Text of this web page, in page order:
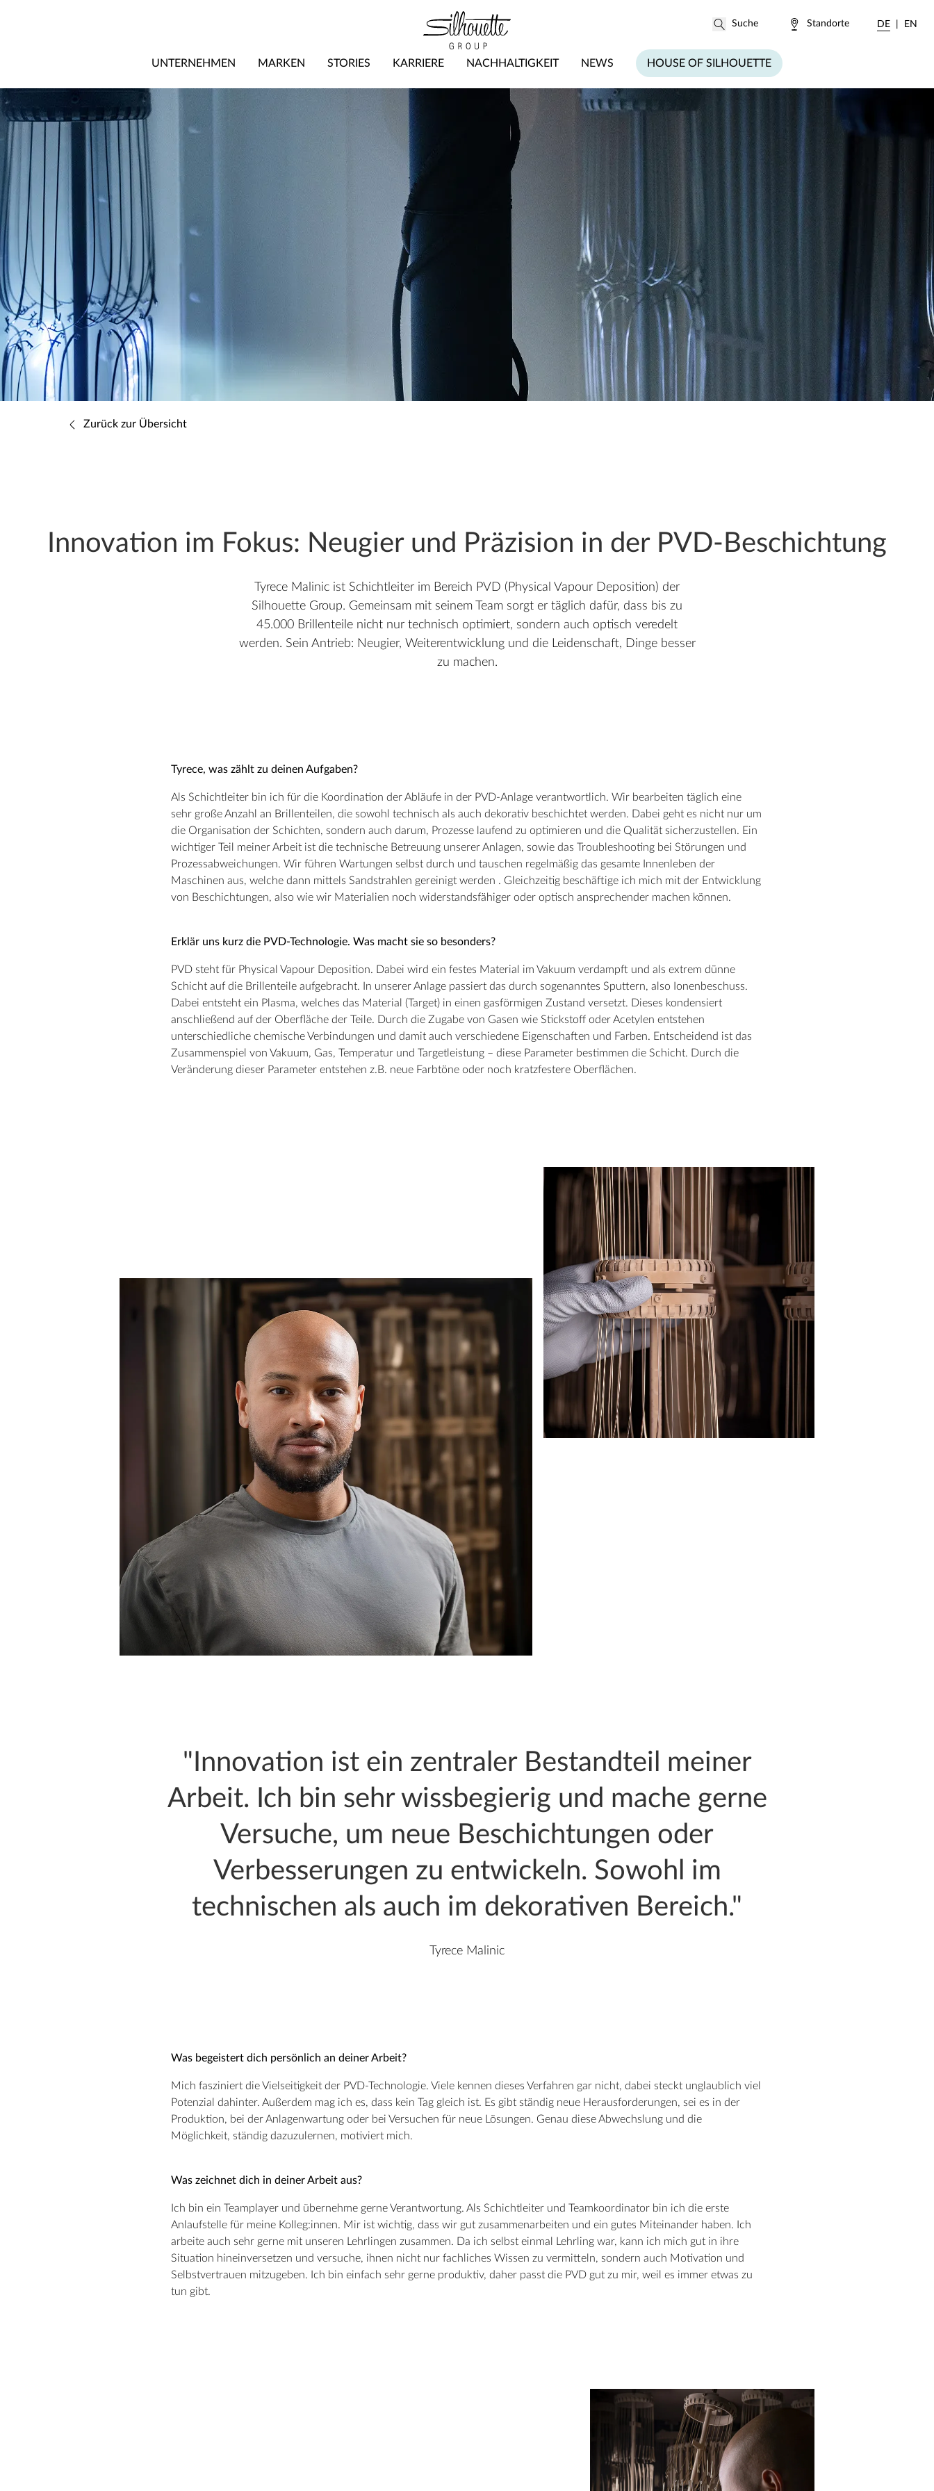
UNTERNEHMEN MARKEN STORIES KARRIERE NACHHALTIGKEIT NEWS HOUSE OF SILHOUETTE
Standorte DE EN
Zurück zur Übersicht
Innovation im Fokus: Neugier und Präzision in der PVD-Beschichtung
Tyrece Malinic ist Schichtleiter im Bereich PVD (Physical Vapour Deposition) der
Silhouette Group. Gemeinsam mit seinem Team sorgt er täglich dafür, dass bis zu
45.000 Brillenteile nicht nur technisch optimiert, sondern auch optisch veredelt
werden. Sein Antrieb: Neugier, Weiterentwicklung und die Leidenschaft, Dinge besser
zu machen.
Tyrece, was zählt zu deinen Aufgaben?
Als Schichtleiter bin ich für die Koordination der Abläufe in der PVD-Anlage verantwortlich. Wir bearbeiten täglich eine
sehr große Anzahl an Brillenteilen, die sowohl technisch als auch dekorativ beschichtet werden. Dabei geht es nicht nur um
die Organisation der Schichten, sondern auch darum, Prozesse laufend zu optimieren und die Qualität sicherzustellen. Ein
wichtiger Teil meiner Arbeit ist die technische Betreuung unserer Anlagen, sowie das Troubleshooting bei Störungen und
Prozessabweichungen. Wir führen Wartungen selbst durch und tauschen regelmäßig das gesamte Innenleben der
Maschinen aus, welche dann mittels Sandstrahlen gereinigt werden . Gleichzeitig beschäftige ich mich mit der Entwicklung
von Beschichtungen, also wie wir Materialien noch widerstandsfähiger oder optisch ansprechender machen können.
Erklär uns kurz die PVD-Technologie. Was macht sie so besonders?
PVD steht für Physical Vapour Deposition. Dabei wird ein festes Material im Vakuum verdampft und als extrem dünne
Schicht auf die Brillenteile aufgebracht. In unserer Anlage passiert das durch sogenanntes Sputtern, also Ionenbeschuss.
Dabei entsteht ein Plasma, welches das Material (Target) in einen gasförmigen Zustand versetzt. Dieses kondensiert
anschließend auf der Oberfläche der Teile. Durch die Zugabe von Gasen wie Stickstoff oder Acetylen entstehen
unterschiedliche chemische Verbindungen und damit auch verschiedene Eigenschaften und Farben. Entscheidend ist das
Zusammenspiel von Vakuum, Gas, Temperatur und Targetleistung – diese Parameter bestimmen die Schicht. Durch die
Veränderung dieser Parameter entstehen z.B. neue Farbtöne oder noch kratzfestere Oberflächen.
"Innovation ist ein zentraler Bestandteil meiner
Arbeit. Ich bin sehr wissbegierig und mache gerne
Versuche, um neue Beschichtungen oder
Verbesserungen zu entwickeln. Sowohl im
technischen als auch im dekorativen Bereich."
Tyrece Malinic
Was begeistert dich persönlich an deiner Arbeit?
Mich fasziniert die Vielseitigkeit der PVD-Technologie. Viele kennen dieses Verfahren gar nicht, dabei steckt unglaublich viel
Potenzial dahinter. Außerdem mag ich es, dass kein Tag gleich ist. Es gibt ständig neue Herausforderungen, sei es in der
Produktion, bei der Anlagenwartung oder bei Versuchen für neue Lösungen. Genau diese Abwechslung und die
Möglichkeit, ständig dazuzulernen, motiviert mich.
Was zeichnet dich in deiner Arbeit aus?
Ich bin ein Teamplayer und übernehme gerne Verantwortung. Als Schichtleiter und Teamkoordinator bin ich die erste
Anlaufstelle für meine Kolleg:innen. Mir ist wichtig, dass wir gut zusammenarbeiten und ein gutes Miteinander haben. Ich
arbeite auch sehr gerne mit unseren Lehrlingen zusammen. Da ich selbst einmal Lehrling war, kann ich mich gut in ihre
Situation hineinversetzen und versuche, ihnen nicht nur fachliches Wissen zu vermitteln, sondern auch Motivation und
Selbstvertrauen mitzugeben. Ich bin einfach sehr gerne produktiv, daher passt die PVD gut zu mir, weil es immer etwas zu
tun gibt.